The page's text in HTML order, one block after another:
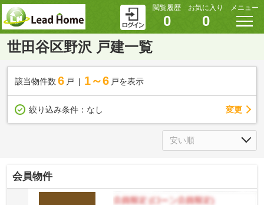
閲覧履歴
0
お気に入り
0
メニュー
世田谷区野沢 戸建一覧
該当物件数 6 戸 1～6 戸を表示
絞り込み条件： なし 変更
会員物件